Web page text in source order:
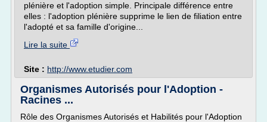
plénière et l'adoption simple. Principale différence entre
elles : l'adoption plénière supprime le lien de filiation entre
l'adopté et sa famille d'origine...
Lire la suite
Site : http://www.etudier.com
Organismes Autorisés pour l'Adoption -
Racines ...
Rôle des Organismes Autorisés et Habilités pour l'Adoption